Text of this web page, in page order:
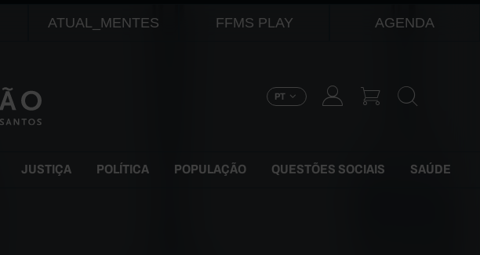
ATUAL_MENTES FFMS PLAY AGENDA
PT
JUSTIÇA POLÍTICA POPULAÇÃO QUESTÕES SOCIAIS SAÚDE